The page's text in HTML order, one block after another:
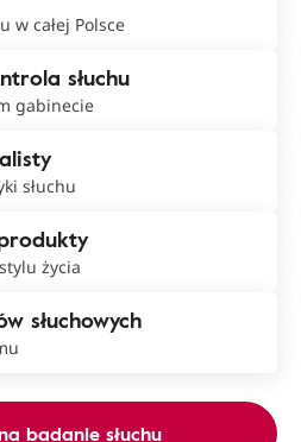
w całej Polsce
słuchu
gabinecie
słuchu
życia
słuchowych
badanie słuchu